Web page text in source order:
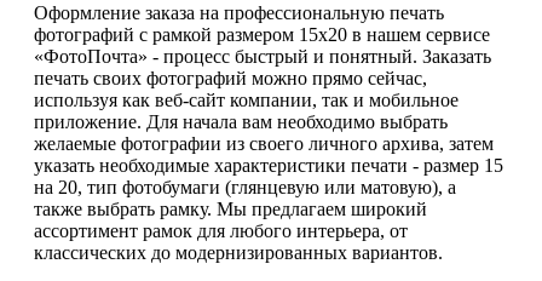
Оформление заказа на профессиональную печать
фотографий с рамкой размером 15х20 в нашем сервисе
«ФотоПочта» - процесс быстрый и понятный. Заказать
печать своих фотографий можно прямо сейчас,
используя как веб-сайт компании, так и мобильное
приложение. Для начала вам необходимо выбрать
желаемые фотографии из своего личного архива, затем
указать необходимые характеристики печати - размер 15
на 20, тип фотобумаги (глянцевую или матовую), а
также выбрать рамку. Мы предлагаем широкий
ассортимент рамок для любого интерьера, от
классических до модернизированных вариантов.